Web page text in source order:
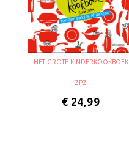
HET GROTE KINDERKOOKBOEK
ZPZ
€ 24,99